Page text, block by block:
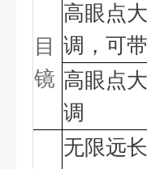
目
镜
高眼点
调，可
高眼点
调
无限远